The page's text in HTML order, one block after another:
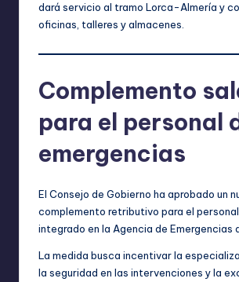
dará servicio al tramo Lorca-Almería y
oficinas, talleres y almacenes.
Complemento
para el personal
emergencias
El Consejo de Gobierno ha aprobado un
complemento retributivo para el
integrado en la Agencia de Emergencias
La medida busca incentivar la
la seguridad en las intervenciones y la